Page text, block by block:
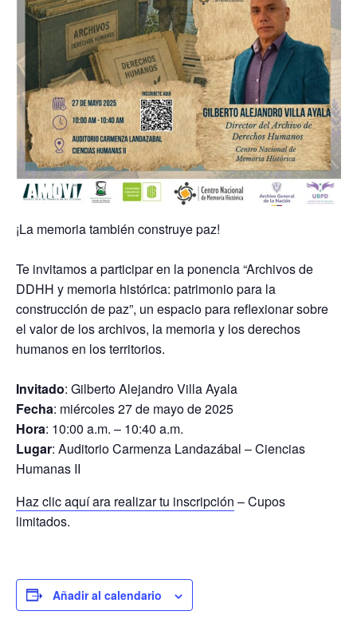
¡La memoria también construye paz!
Te invitamos a participar en la ponencia “Archivos de
DDHH y memoria histórica: patrimonio para la
construcción de paz”, un espacio para reflexionar sobre
el valor de los archivos, la memoria y los derechos
humanos en los territorios.
Invitado: Gilberto Alejandro Villa Ayala
Fecha: miércoles 27 de mayo de 2025
Hora: 10:00 a.m. – 10:40 a.m.
Lugar: Auditorio Carmenza Landazábal – Ciencias
Humanas II
Haz clic aquí ara realizar tu inscripción – Cupos
limitados.
Añadir al calendario